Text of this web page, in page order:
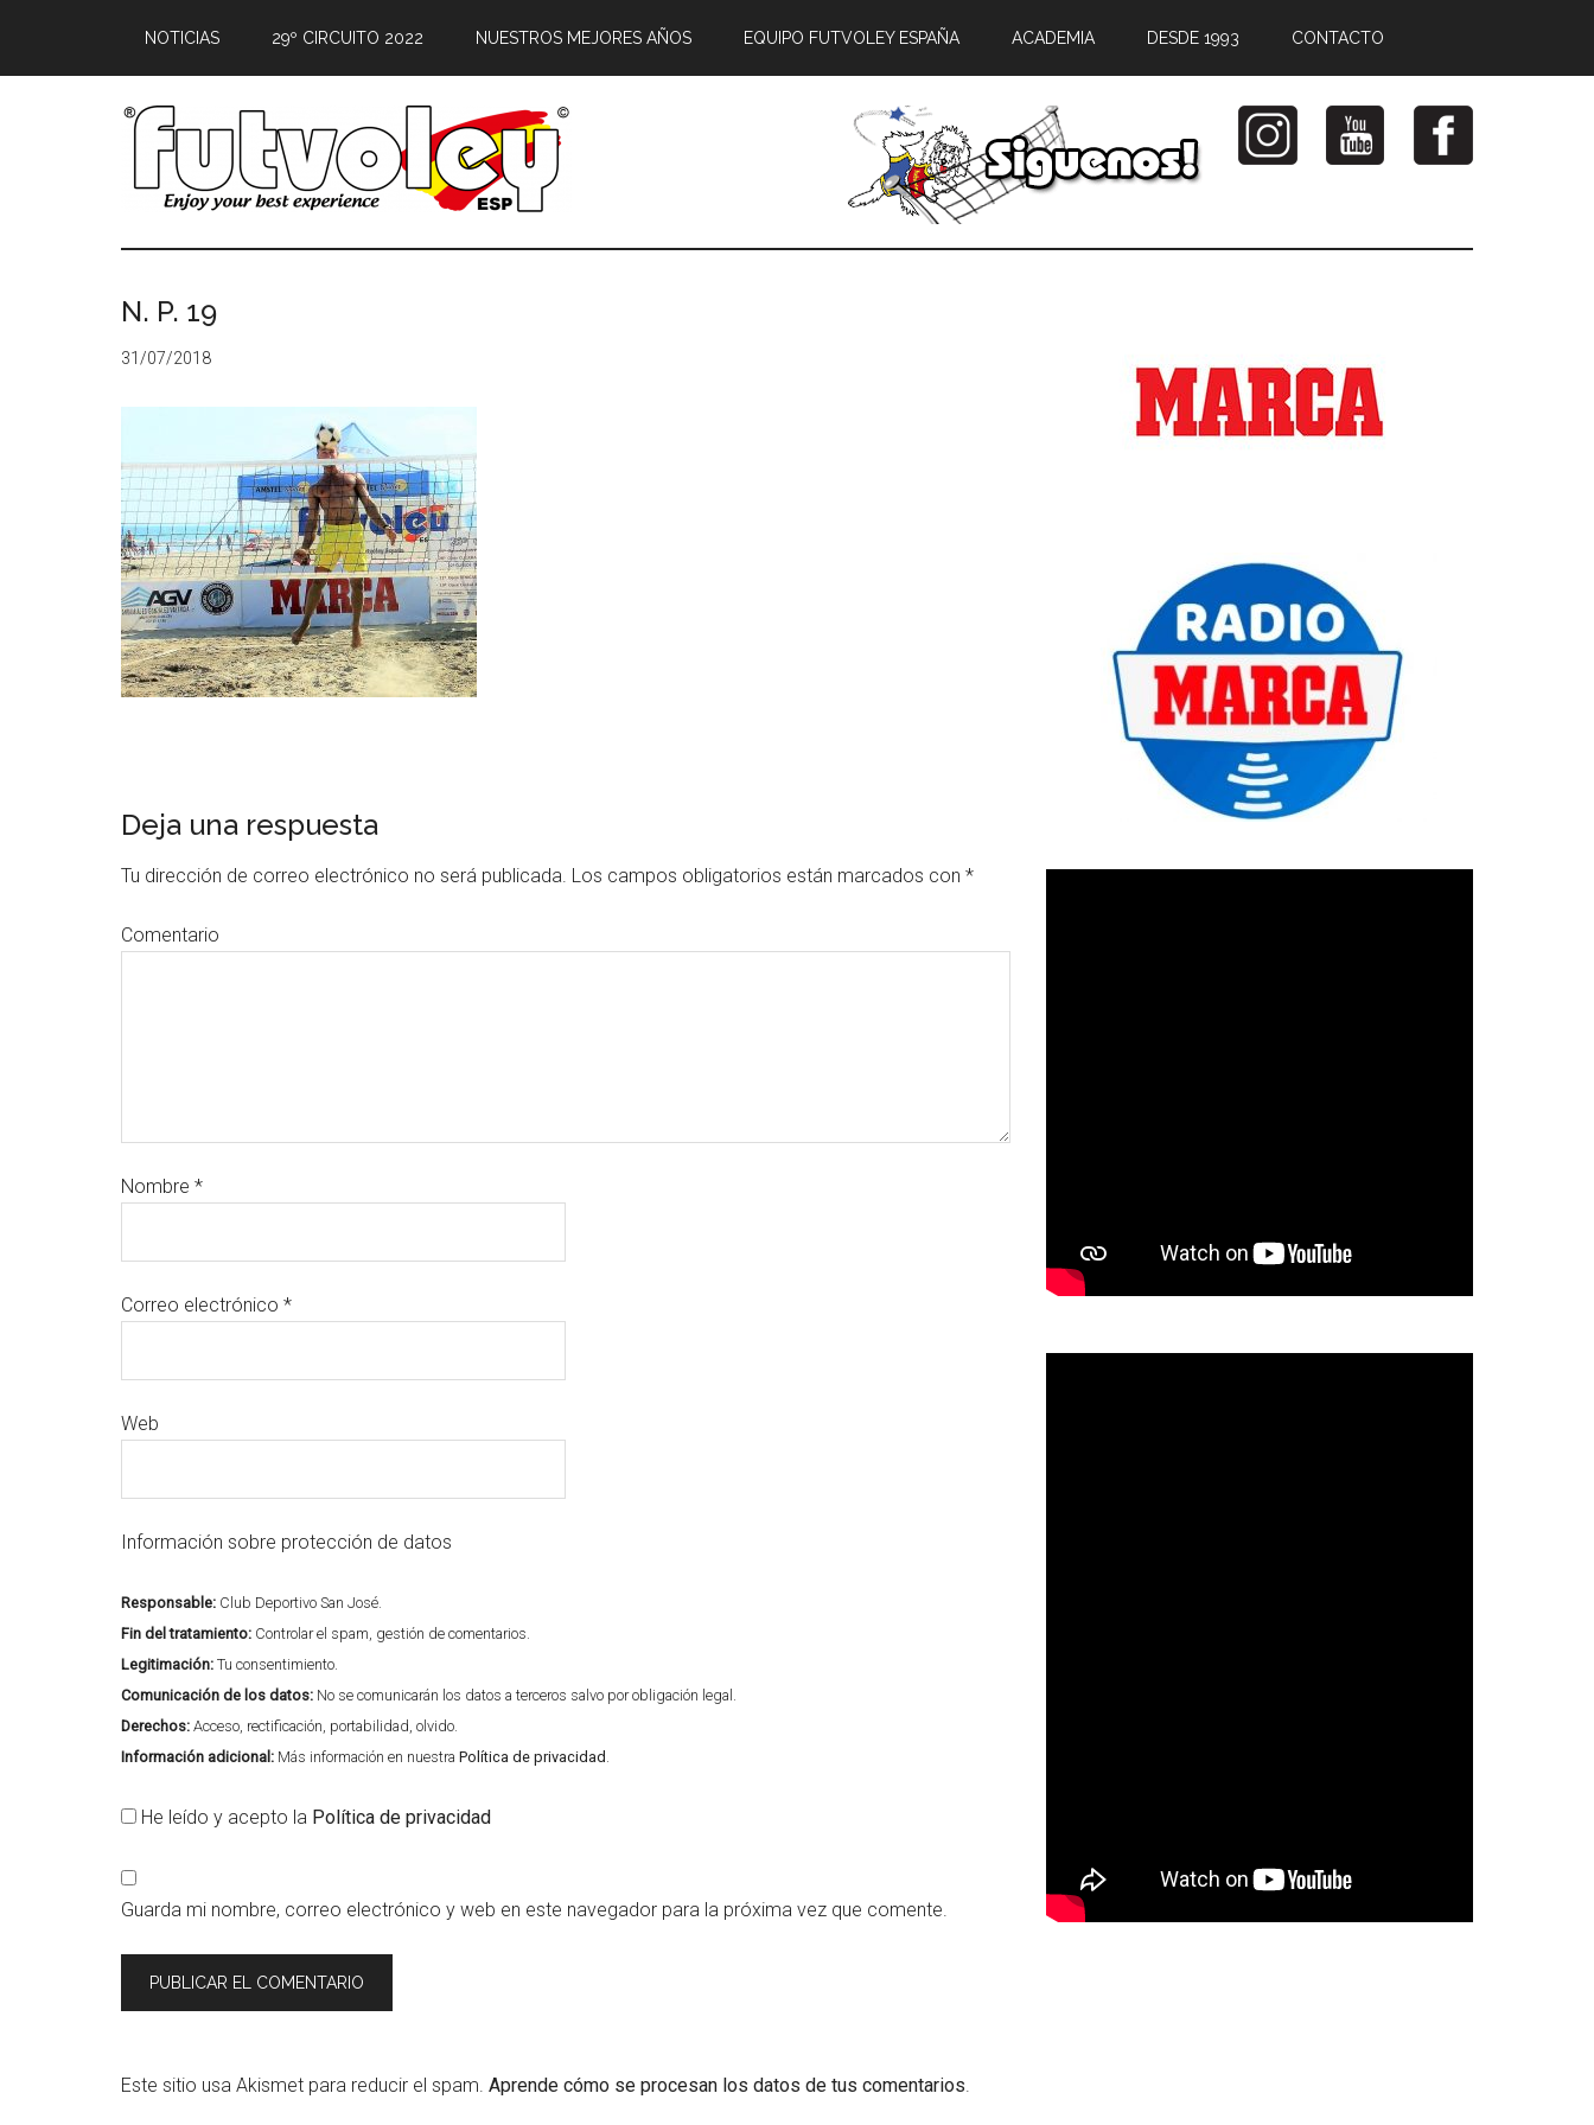
NOTICIAS 29º CIRCUITO 2022 NUESTROS MEJORES AÑOS EQUIPO FUTVOLEY ESPAÑA ACADEMIA DESDE 1993 CONTACTO
N. P. 19
31/07/2018
Deja una respuesta
Tu dirección de correo electrónico no será publicada. Los campos obligatorios están marcados con *
Comentario
Nombre *
Correo electrónico *
Web
Información sobre protección de datos
Responsable: Club Deportivo San José.
Fin del tratamiento: Controlar el spam, gestión de comentarios.
Legitimación: Tu consentimiento.
Comunicación de los datos: No se comunicarán los datos a terceros salvo por obligación legal.
Derechos: Acceso, rectificación, portabilidad, olvido.
Información adicional: Más información en nuestra Política de privacidad .
He leído y acepto la Política de privacidad
Guarda mi nombre, correo electrónico y web en este navegador para la próxima vez que comente.
Este sitio usa Akismet para reducir el spam. Aprende cómo se procesan los datos de tus comentarios.